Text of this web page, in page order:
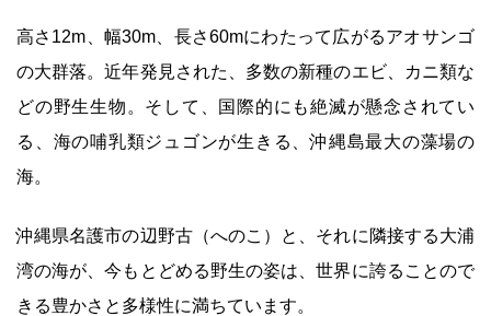
高さ12m、幅30m、長さ60mにわたって広がるアオサンゴ
の大群落。近年発見された、多数の新種のエビ、カニ類な
どの野生生物。そして、国際的にも絶滅が懸念されてい
る、海の哺乳類ジュゴンが生きる、沖縄島最大の藻場の
海。
沖縄県名護市の辺野古（へのこ）と、それに隣接する大浦
湾の海が、今もとどめる野生の姿は、世界に誇ることので
きる豊かさと多様性に満ちています。